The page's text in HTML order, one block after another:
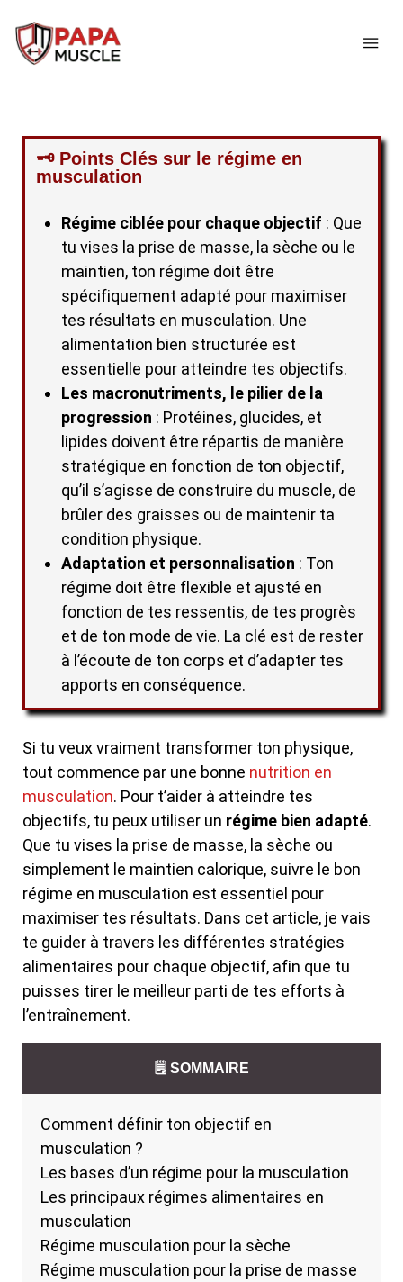
passer
🗝️ Points Clés sur le régime en
musculation
Régime ciblée pour chaque objectif : Que
tu vises la prise de masse, la sèche ou le
maintien, ton régime doit être
spécifiquement adapté pour maximiser
tes résultats en musculation. Une
alimentation bien structurée est
essentielle pour atteindre tes objectifs.
Les macronutriments, le pilier de la
progression : Protéines, glucides, et
lipides doivent être répartis de manière
stratégique en fonction de ton objectif,
qu’il s’agisse de construire du muscle, de
brûler des graisses ou de maintenir ta
condition physique.
Adaptation et personnalisation : Ton
régime doit être flexible et ajusté en
fonction de tes ressentis, de tes progrès
et de ton mode de vie. La clé est de rester
à l’écoute de ton corps et d’adapter tes
apports en conséquence.
Si tu veux vraiment transformer ton physique,
tout commence par une bonne nutrition en
musculation. Pour t’aider à atteindre tes
objectifs, tu peux utiliser un régime bien adapté.
Que tu vises la prise de masse, la sèche ou
simplement le maintien calorique, suivre le bon
régime en musculation est essentiel pour
maximiser tes résultats. Dans cet article, je vais
te guider à travers les différentes stratégies
alimentaires pour chaque objectif, afin que tu
puisses tirer le meilleur parti de tes efforts à
l’entraînement.
🗒️ SOMMAIRE
Comment définir ton objectif en
musculation ?
Les bases d’un régime pour la musculation
Les principaux régimes alimentaires en
musculation
Régime musculation pour la sèche
Régime musculation pour la prise de masse